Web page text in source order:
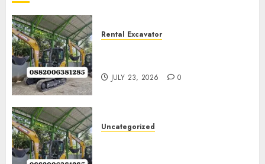
Rental Excavator
JULY 23, 2026 0
Uncategorized